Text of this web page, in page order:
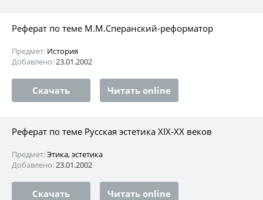
Реферат по теме М.М.Сперанский-реформатор
Предмет: История
Добавлено:23.01.2002
Скачать Читать online
Реферат по теме Русская эстетика XIX-XX веков
Предмет:Этика, эстетика
Добавлено:23.01.2002
Скачать Читать online